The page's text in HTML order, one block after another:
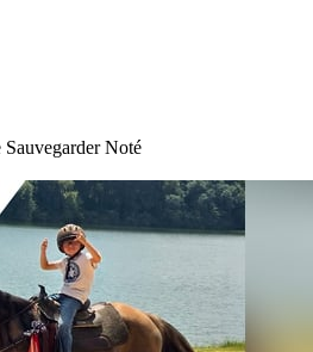
Sauvegarder Noté